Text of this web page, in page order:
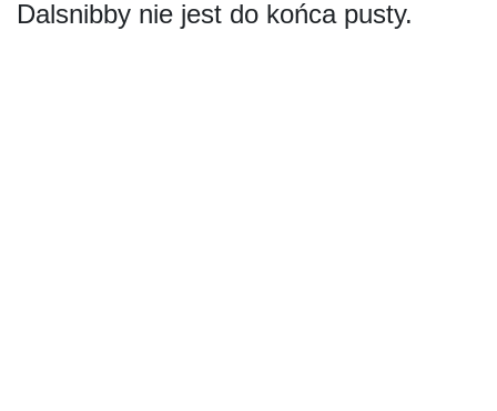
Dalsnibby nie jest do końca pusty.